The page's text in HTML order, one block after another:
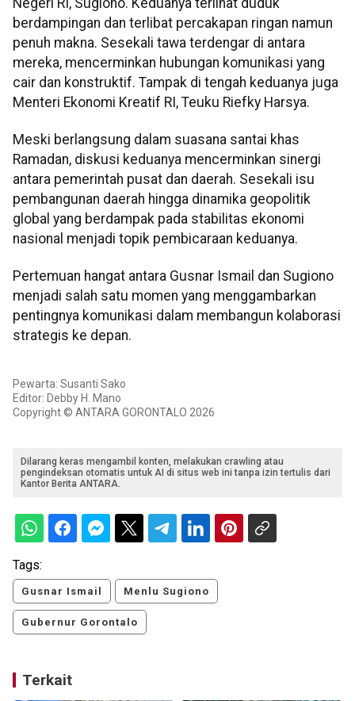
berdampingan dan terlibat percakapan ringan namun
penuh makna. Sesekali tawa terdengar di antara
mereka, mencerminkan hubungan komunikasi yang
cair dan konstruktif. Tampak di tengah keduanya juga
Menteri Ekonomi Kreatif RI, Teuku Riefky Harsya.
Meski berlangsung dalam suasana santai khas
Ramadan, diskusi keduanya mencerminkan sinergi
antara pemerintah pusat dan daerah. Sesekali isu
pembangunan daerah hingga dinamika geopolitik
global yang berdampak pada stabilitas ekonomi
nasional menjadi topik pembicaraan keduanya.
Pertemuan hangat antara Gusnar Ismail dan Sugiono
menjadi salah satu momen yang menggambarkan
pentingnya komunikasi dalam membangun kolaborasi
strategis ke depan.
Pewarta: Susanti Sako
Editor: Debby H. Mano
Copyright © ANTARA GORONTALO 2026
Dilarang keras mengambil konten, melakukan crawling atau
pengindeksan otomatis untuk AI di situs web ini tanpa izin tertulis dari
Kantor Berita ANTARA.
Tags:
Gusnar Ismail Menlu Sugiono
Gubernur Gorontalo
Terkait